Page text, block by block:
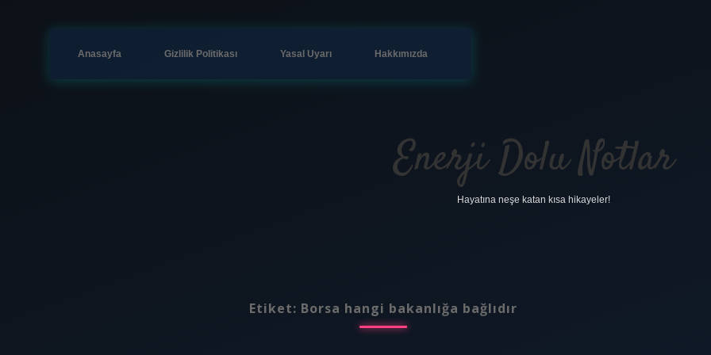
Anasayfa Gizlilik Politikası Yasal Uyarı Hakkımızda
Enerji Dolu Notlar
Hayatına neşe katan kısa hikayeler!
Etiket: Borsa hangi bakanlığa bağlıdır